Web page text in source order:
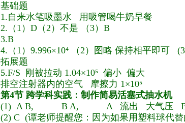
基础题
1.自来水笔吸墨水 用吸管喝牛奶早餐
2.（1）D（2）不是 （3）B
3.B
4.（1）9.996×10⁴ （2）
图略 保持相平即可
拓展题
5.F/S 刚被拉动 1.04×10⁵ 偏小 偏大
排空注射器内的空气 摩擦力 1×10⁵
第4节 跨学科实践：制作简易活塞式抽水机
(1) A B, B A, A 流出 大气压 B 圆
(2) C (谭老师提醒您：因为如果用塑料球代